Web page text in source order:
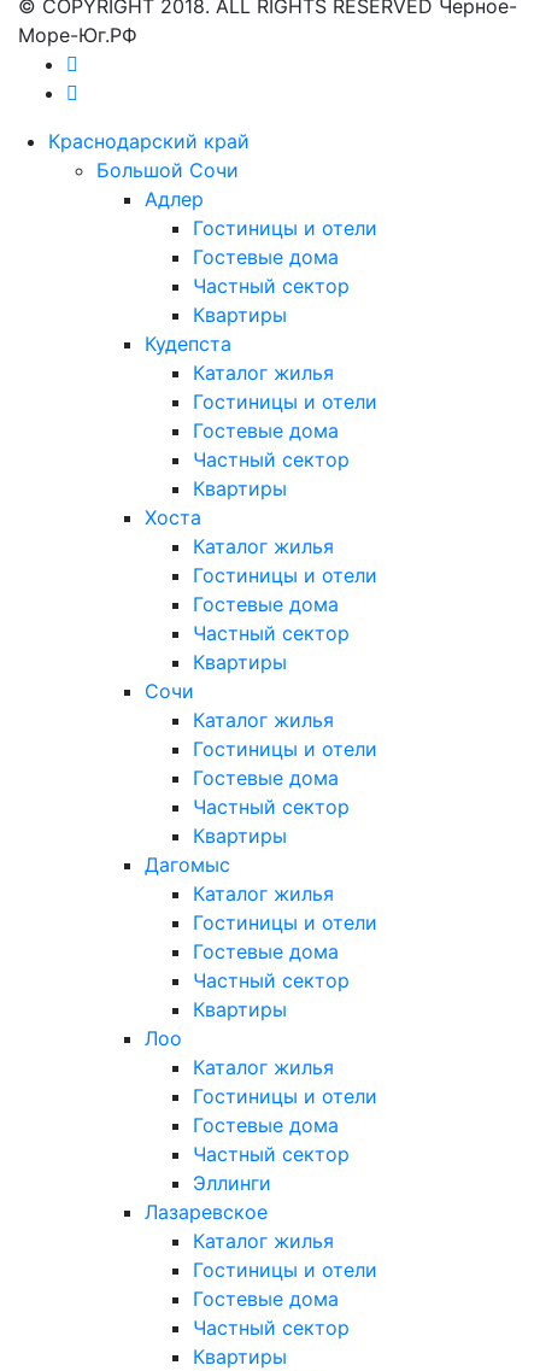
© COPYRIGHT 2018. ALL RIGHTS RESERVED Черное-
Море-Юг.РФ
Краснодарский край
Большой Сочи
Адлер
Гостиницы и отели
Гостевые дома
Частный сектор
Квартиры
Кудепста
Каталог жилья
Гостиницы и отели
Гостевые дома
Частный сектор
Квартиры
Хоста
Каталог жилья
Гостиницы и отели
Гостевые дома
Частный сектор
Квартиры
Сочи
Каталог жилья
Гостиницы и отели
Гостевые дома
Частный сектор
Квартиры
Дагомыс
Каталог жилья
Гостиницы и отели
Гостевые дома
Частный сектор
Квартиры
Лоо
Каталог жилья
Гостиницы и отели
Гостевые дома
Частный сектор
Эллинги
Лазаревское
Каталог жилья
Гостиницы и отели
Гостевые дома
Частный сектор
Квартиры